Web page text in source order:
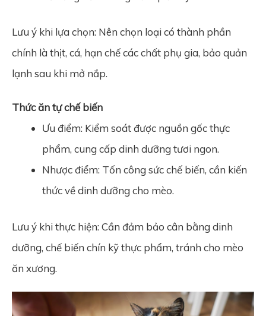
Lưu ý khi lựa chọn: Nên chọn loại có thành phần
chính là thịt, cá, hạn chế các chất phụ gia, bảo quản
lạnh sau khi mở nắp.
Thức ăn tự chế biến
Ưu điểm: Kiểm soát được nguồn gốc thực
phẩm, cung cấp dinh dưỡng tươi ngon.
Nhược điểm: Tốn công sức chế biến, cần kiến
thức về dinh dưỡng cho mèo.
Lưu ý khi thực hiện: Cần đảm bảo cân bằng dinh
dưỡng, chế biến chín kỹ thực phẩm, tránh cho mèo
ăn xương.